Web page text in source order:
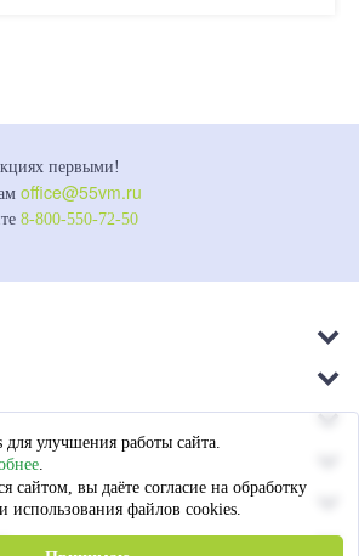
первыми!
office@55vm.ru
8-800-550-72-50
улучшения работы сайта.
.
сайтом, вы даёте согласие на обработку
использования файлов cookies.